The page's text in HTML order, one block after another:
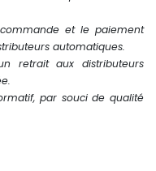
et le paiement
automatiques.
retrait aux distributeurs
par souci de qualité